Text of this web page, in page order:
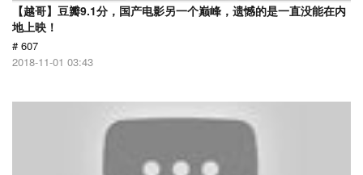
【越哥】豆瓣9.1分，国产电影另一个巅峰，遗憾的是一直没能在内
地上映！
# 607
2018-11-01 03:43